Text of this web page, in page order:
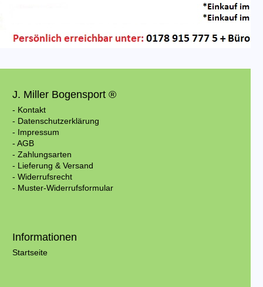
J. Miller Bogensport ®
- Kontakt
- Datenschutzerklärung
- Impressum
- AGB
- Zahlungsarten
- Lieferung & Versand
- Widerrufsrecht
- Muster-Widerrufsformular
Informationen
Startseite